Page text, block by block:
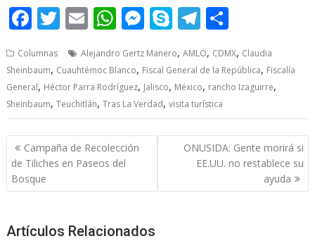
F
e
b
o
o
k
T
itt
er
E
ai
l
W
at
s
A
p
p
M
ss
e
n
g
S
y
p
e
T
e
gr
a
m
ar
e
Columnas Alejandro Gertz Manero,AMLO, CDMX, Claudia
Sheinbaum, Cuauhtémoc Blanco, Fiscal General de la República, Fiscalía
General, Héctor Parra Rodríguez, Jalisco, México, rancho Izaguirre,
Sheinbaum,Teuchitlán,Tras La Verdad,visita turística
Post
navigation
Campaña de Recolección
de Tiliches en Paseos del
Bosque
ONUSIDA: Gente morirá si
EE.UU. no restablece su
ayuda
Artículos Relacionados